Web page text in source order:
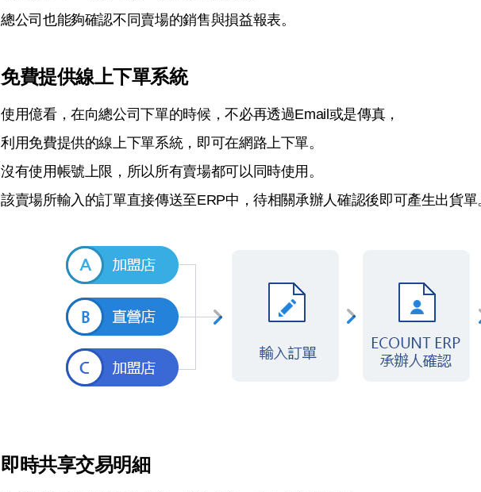
總公司也能夠確認不同賣場的銷售與損益報表。
免費提供線上下單系統
使用億看，在向總公司下單的時候，不必再透過Email 或是傳真，
利用免費提供的線上下單系統，即可在網路上下單。
沒有使用帳號上限，所以所有賣場都可以 同時使用。
該賣場所輸入的訂單直接傳送至ERP中，待相關承辦人確認後即可產生出貨單
即時共享交易明細